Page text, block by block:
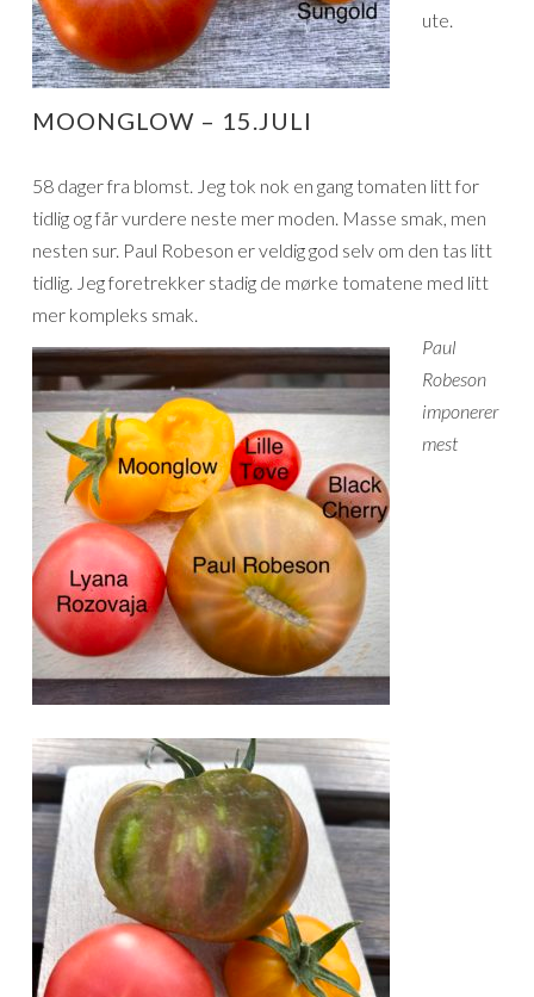
ute.
MOONGLOW – 15.JULI
58 dager fra blomst. Jeg tok nok en gang tomaten litt for
tidlig og får vurdere neste mer moden. Masse smak, men
nesten sur. Paul Robeson er veldig god selv om den tas litt
tidlig. Jeg foretrekker stadig de mørke tomatene med litt
mer kompleks smak.
Paul
Robeson
imponerer
mest